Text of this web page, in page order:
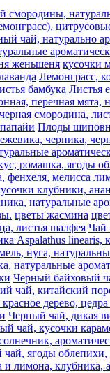
смородины,
чай, натурально
женьшеня кусочки
Лемонграсс,
бамбука Листья
перечная мята,
смородина,
папайи Плоды
черника,
ромашка, ягоды
мелисса
клубники,
натуральные
цветы жасмина
листья шалфея Чай
Aspalathus linearis,
нуга,
натуральные
Черный байховый
чай, китайский
дерево, цедра
Черный чай, дикая
чай, кусочки
ягоды облепихи,
лимона, клубника,